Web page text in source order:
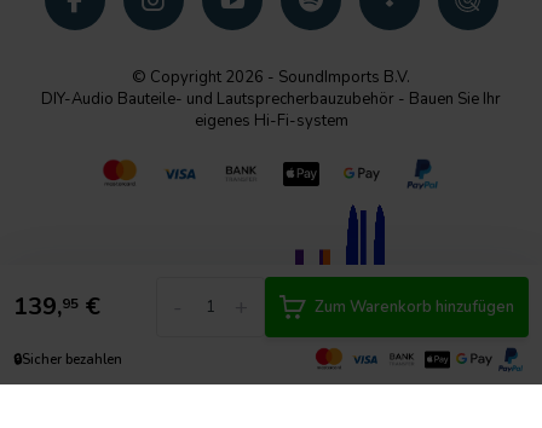
139,95 € Zum Warenkorb hinzufügen
🔒Sicher bezahlen
© Copyright 2026 - SoundImports B.V.
DIY-Audio Bauteile- und Lautsprecherbauzubehör - Bauen Sie Ihr
eigenes Hi-Fi-system